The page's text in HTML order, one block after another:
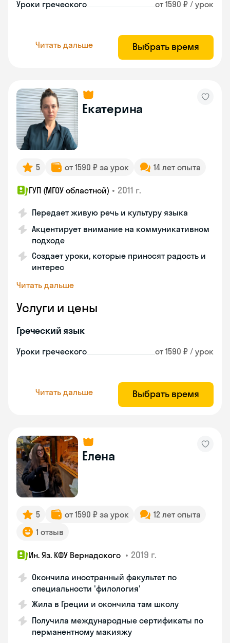
Уроки греческого от 1590 ₽ / урок
Читать дальше Выбрать время
Екатерина
5 от 1590 ₽ за урок 14 лет опыта
ГУП (МГОУ областной) • 2011 г.
Передает живую речь и культуру языка
Акцентирует внимание на коммуникативном
подходе
Создает уроки, которые приносят радость и
интерес
Читать дальше
Услуги и цены
Греческий язык
Уроки греческого от 1590 ₽ / урок
Читать дальше Выбрать время
Елена
5 от 1590 ₽ за урок
12 лет опыта
1 отзыв
Ин. Яз. КФУ Вернадского • 2019 г.
Окончила иностранный факультет по
специальности 'филология'
Жила в Греции и окончила там школу
Получила международные сертификаты по
перманентному макияжу